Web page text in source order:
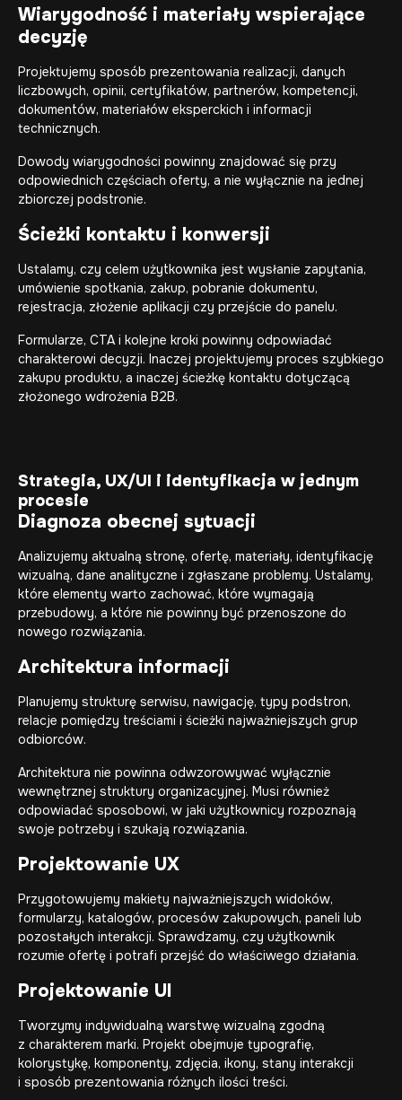
Wiarygodność i materiały wspierające
decyzję
Projektujemy sposób prezentowania realizacji, danych
liczbowych, opinii, certyfikatów, partnerów, kompetencji,
dokumentów, materiałów eksperckich i informacji
technicznych.
Dowody wiarygodności powinny znajdować się przy
odpowiednich częściach oferty, a nie wyłącznie na jednej
zbiorczej podstronie.
Ścieżki kontaktu i konwersji
Ustalamy, czy celem użytkownika jest wysłanie zapytania,
umówienie spotkania, zakup, pobranie dokumentu,
rejestracja, złożenie aplikacji czy przejście do panelu.
Formularze, CTA i kolejne kroki powinny odpowiadać
charakterowi decyzji. Inaczej projektujemy proces szybkiego
zakupu produktu, a inaczej ścieżkę kontaktu dotyczącą
złożonego wdrożenia B2B.
Strategia, UX/UI i identyfikacja w jednym
procesie
Diagnoza obecnej sytuacji
Analizujemy aktualną stronę, ofertę, materiały, identyfikację
wizualną, dane analityczne i zgłaszane problemy. Ustalamy,
które elementy warto zachować, które wymagają
przebudowy, a które nie powinny być przenoszone do
nowego rozwiązania.
Architektura informacji
Planujemy strukturę serwisu, nawigację, typy podstron,
relacje pomiędzy treściami i ścieżki najważniejszych grup
odbiorców.
Architektura nie powinna odwzorowywać wyłącznie
wewnętrznej struktury organizacyjnej. Musi również
odpowiadać sposobowi, w jaki użytkownicy rozpoznają
swoje potrzeby i szukają rozwiązania.
Projektowanie UX
Przygotowujemy makiety najważniejszych widoków,
formularzy, katalogów, procesów zakupowych, paneli lub
pozostałych interakcji. Sprawdzamy, czy użytkownik
rozumie ofertę i potrafi przejść do właściwego działania.
Projektowanie UI
Tworzymy indywidualną warstwę wizualną zgodną
z charakterem marki. Projekt obejmuje typografię,
kolorystykę, komponenty, zdjęcia, ikony, stany interakcji
i sposób prezentowania różnych ilości treści.